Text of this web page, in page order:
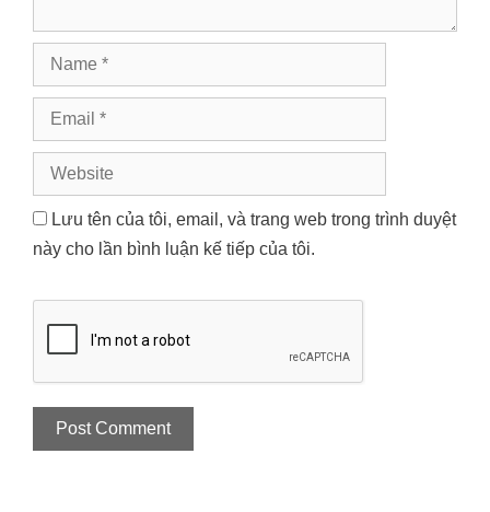
Name
Email
Website
Lưu tên của tôi, email, và trang web trong trình duyệt
này cho lần bình luận kế tiếp của tôi.